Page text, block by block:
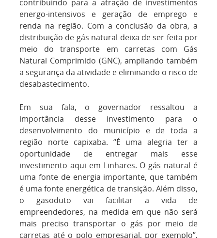
contribuindo para a atração de investimentos
energo-intensivos e geração de emprego e
renda na região. Com a conclusão da obra, a
distribuição de gás natural deixa de ser feita por
meio do transporte em carretas com Gás
Natural Comprimido (GNC), ampliando também
a segurança da atividade e eliminando o risco de
desabastecimento.
Em sua fala, o governador ressaltou a
importância desse investimento para o
desenvolvimento do município e de toda a
região norte capixaba. “É uma alegria ter a
oportunidade de entregar mais esse
investimento aqui em Linhares. O gás natural é
uma fonte de energia importante, que também
é uma fonte energética de transição. Além disso,
o gasoduto vai facilitar a vida de
empreendedores, na medida em que não será
mais preciso transportar o gás por meio de
carretas até o polo empresarial, por exemplo”,